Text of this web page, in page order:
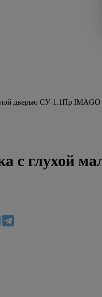
дверью СУ-1.1Пр IMAGO
с глухой